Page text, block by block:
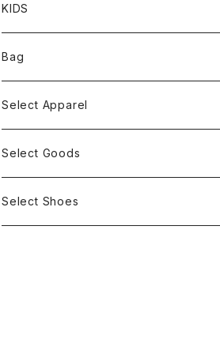
KIDS
Bag
Select Apparel
Select Goods
Select Shoes